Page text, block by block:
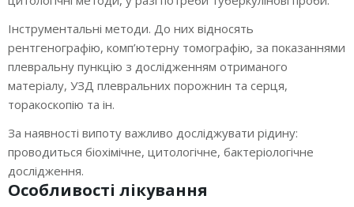
Інструментальні методи. До них відносять
рентгенографію, комп’ютерну томографію, за показаннями
плевральну пункцію з дослідженням отриманого
матеріалу, УЗД плевральних порожнин та серця,
торакоскопію та ін.
За наявності випоту важливо досліджувати рідину:
проводиться біохімічне, цитологічне, бактеріологічне
дослідження.
Особливості лікування